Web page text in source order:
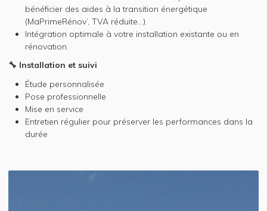
bénéficier des aides à la transition énergétique
(MaPrimeRénov’, TVA réduite…).
Intégration optimale à votre installation existante ou en
rénovation.
🔧 Installation et suivi
Étude personnalisée
Pose professionnelle
Mise en service
Entretien régulier pour préserver les performances dans la
durée